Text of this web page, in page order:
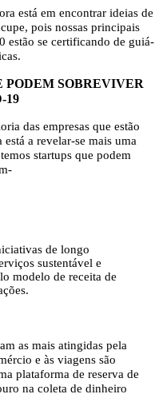
está em encontrar ideias de
pois nossas principais
estão se certificando de guiá-
PODEM SOBREVIVER
19
das empresas que estão
a revelar-se mais uma
startups que podem
de longo
sustentável e
modelo de receita de
as mais atingidas pela
e às viagens são
plataforma de reserva de
na coleta de dinheiro